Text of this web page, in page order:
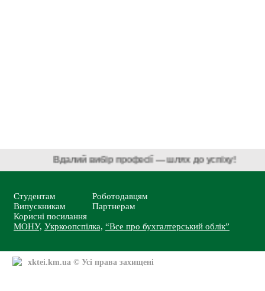
Вдалий вибір професії — шлях до успіху!
Студентам
Випускникам
Роботодавцям
Партнерам
Корисні посилання
МОНУ, Укркоопспілка, “Все про бухгалтерський облік”
xktei.km.ua © Усі права захищені